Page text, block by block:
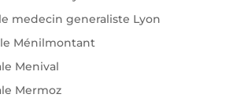
medecin generaliste Lyon
Ménilmontant
Menival
Mermoz